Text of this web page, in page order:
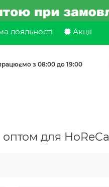
лояльності Акції
з 08:00 до 19:00
для HoReCa